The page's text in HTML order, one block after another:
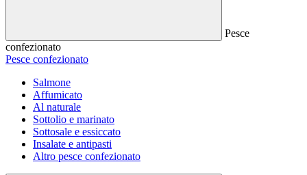
Pesce
confezionato
Pesce confezionato
Salmone
Affumicato
Al naturale
Sottolio e marinato
Sottosale e essiccato
Insalate e antipasti
Altro pesce confezionato